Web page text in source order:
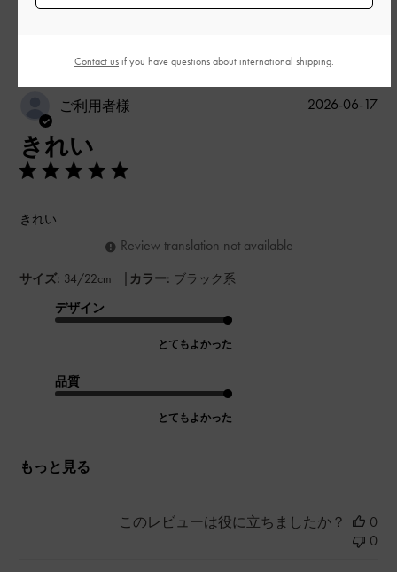
このレビューは役に立ちましたか？
0
ご利用者様
きれい
きれい
サイズ: 34/22cm | カラー: ブラック系
デザイン
とてもよかった
品質
とてもよかった
もっと見る
Review translation not available
公
2026-06-17
このレビューは役に立ちましたか？
0
0
Contact usif you have questions about international shipping.